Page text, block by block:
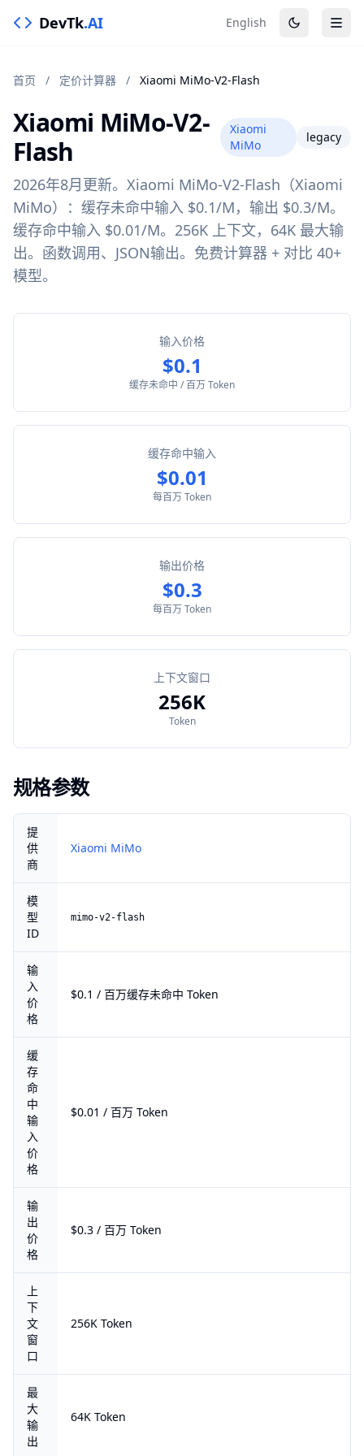
DevTk.AI English
首页 / 定价计算器 / Xiaomi MiMo-V2-Flash
Xiaomi MiMo-V2-
Flash
Xiaomi
MiMo
legacy
2026年8月更新。Xiaomi MiMo-V2-Flash（Xiaomi
MiMo）：缓存未命中输入 $0.1/M，输出 $0.3/M。
缓存命中输入 $0.01/M。256K 上下文，64K 最大输
出。函数调用、JSON输出。免费计算器 + 对比 40+
模型。
输入价格
$0.1
缓存未命中 / 百万 Token
缓存命中输入
$0.01
每百万 Token
输出价格
$0.3
每百万 Token
上下文窗口
256K
Token
规格参数
提
供
商
Xiaomi MiMo
模
型
ID
mimo-v2-flash
输
入
价
格
$0.1 / 百万缓存未命中 Token
缓
存
命
中
输
入
价
格
$0.01 / 百万 Token
输
出
价
格
$0.3 / 百万 Token
上
下
文
窗
口
256K Token
最
大
输
出
64K Token